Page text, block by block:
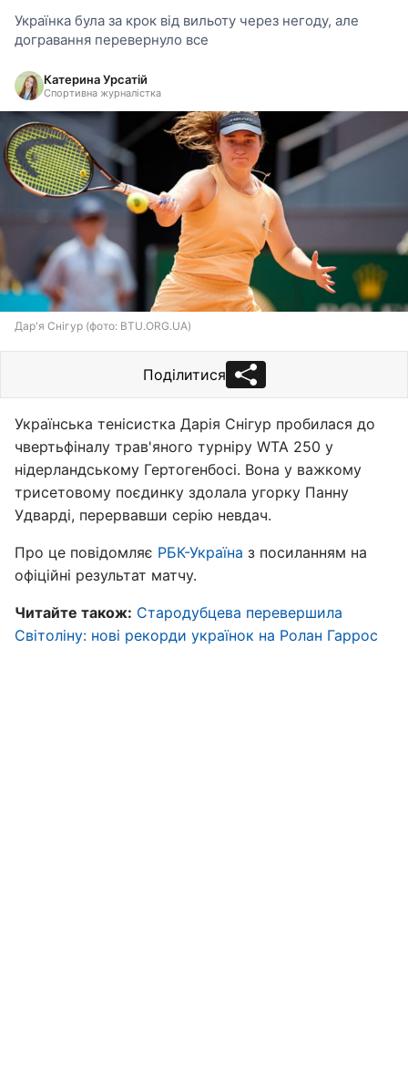
Українка була за крок від вильоту через негоду, але
догравання перевернуло все
Катерина Урсатій
Спортивна журналістка
Дар'я Снігур (фото: BTU.ORG.UA)
Поділитися
Українська тенісистка Дарія Снігур пробилася до
чвертьфіналу трав'яного турніру WTA 250 у
нідерландському Гертогенбосі. Вона у важкому
трисетовому поєдинку здолала угорку Панну
Удварді, перервавши серію невдач.
Про це повідомляє РБК-Україна з посиланням на
офіційні результат матчу.
Читайте також: Стародубцева перевершила
Світоліну: нові рекорди українок на Ролан Гаррос